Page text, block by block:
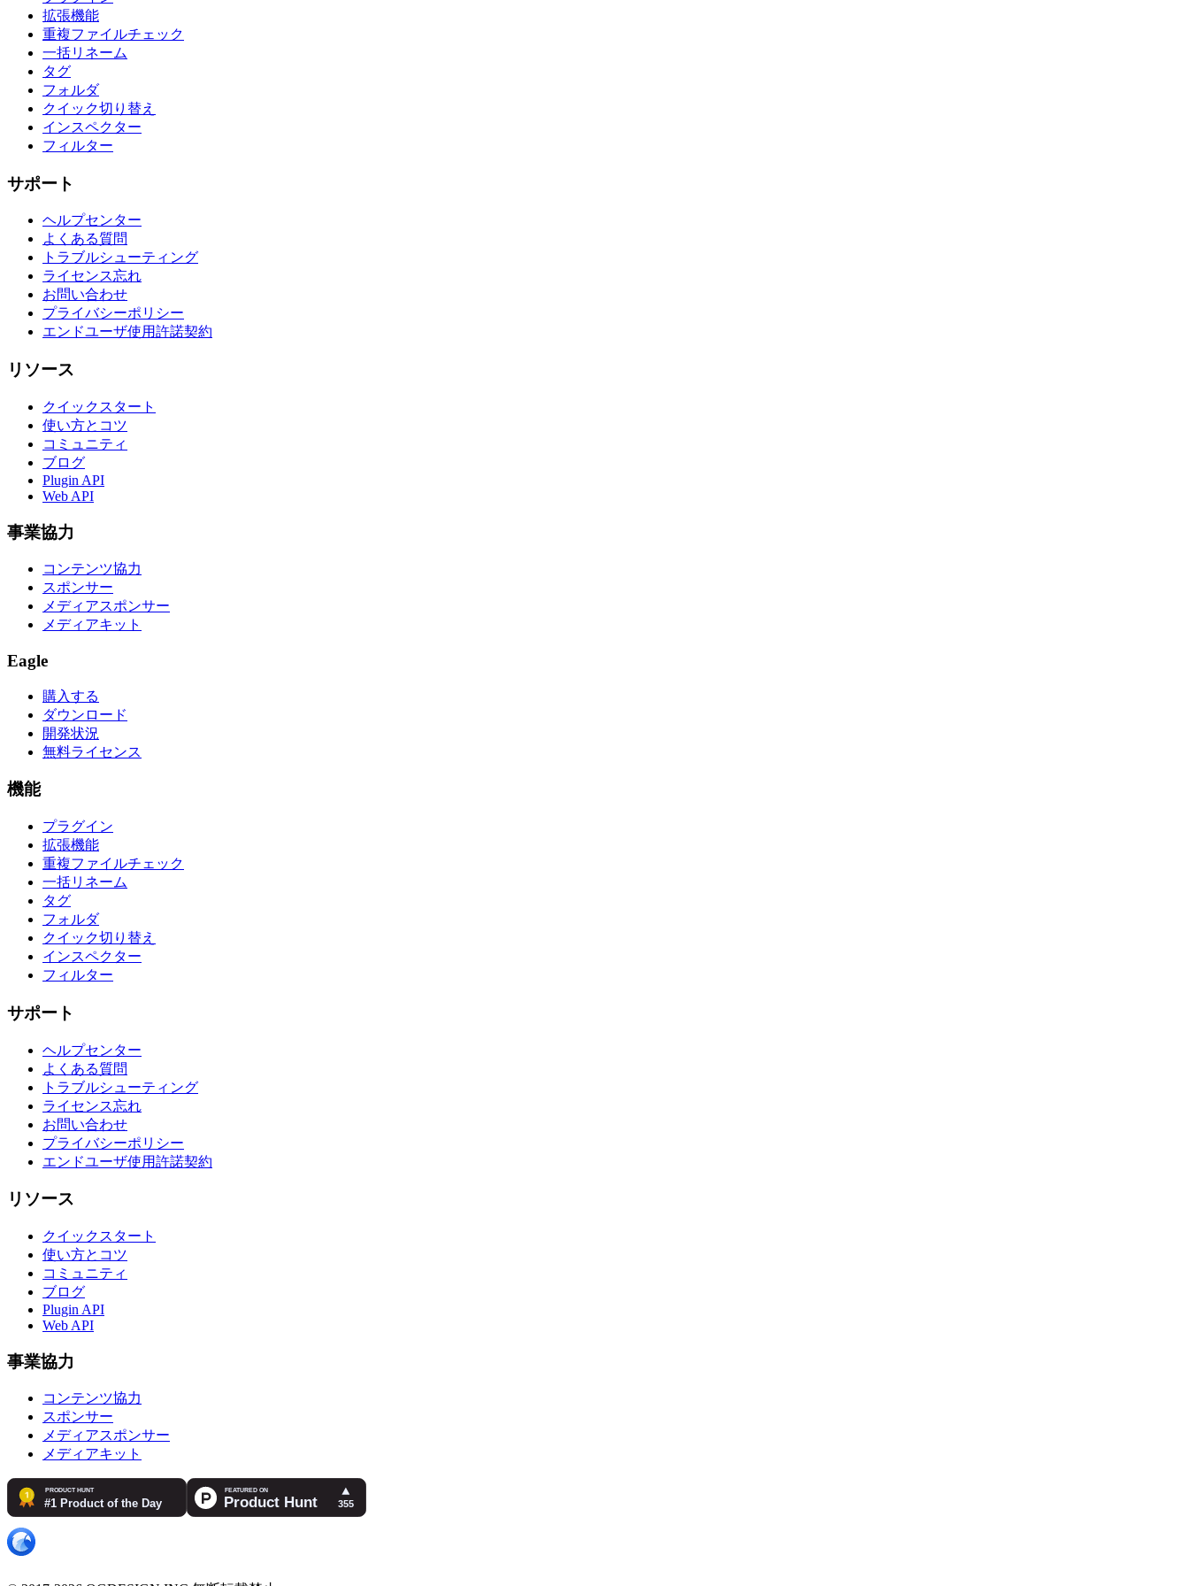
拡張機能
重複ファイルチェック
一括リネーム
タグ
フォルダ
クイック切り替え
インスペクター
フィルター
サポート
ヘルプセンター
よくある質問
トラブルシューティング
ライセンス忘れ
お問い合わせ
プライバシーポリシー
エンドユーザ使用許諾契約
リソース
クイックスタート
使い方とコツ
コミュニティ
ブログ
Plugin API
Web API
事業協力
コンテンツ協力
スポンサー
メディアスポンサー
メディアキット
Eagle
購入する
ダウンロード
開発状況
無料ライセンス
機能
プラグイン
拡張機能
重複ファイルチェック
一括リネーム
タグ
フォルダ
クイック切り替え
インスペクター
フィルター
サポート
ヘルプセンター
よくある質問
トラブルシューティング
ライセンス忘れ
お問い合わせ
プライバシーポリシー
エンドユーザ使用許諾契約
リソース
クイックスタート
使い方とコツ
コミュニティ
ブログ
Plugin API
Web API
事業協力
コンテンツ協力
スポンサー
メディアスポンサー
メディアキット